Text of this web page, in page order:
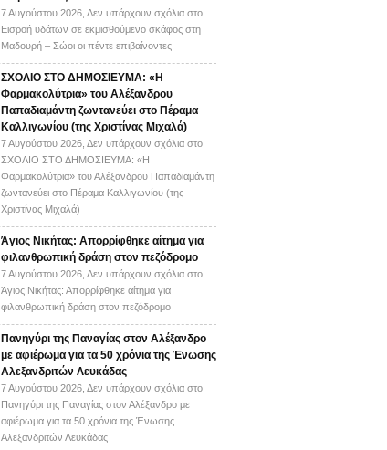
7 Αυγούστου 2026, Δεν υπάρχουν σχόλια στο
Εισροή υδάτων σε εκμισθούμενο σκάφος στη
Μαδουρή – Σώοι οι πέντε επιβαίνοντες
ΣΧΟΛΙΟ ΣΤΟ ΔΗΜΟΣΙΕΥΜΑ: «Η
Φαρμακολύτρια» του Αλέξανδρου
Παπαδιαμάντη ζωντανεύει στο Πέραμα
Καλλιγωνίου (της Χριστίνας Μιχαλά)
7 Αυγούστου 2026, Δεν υπάρχουν σχόλια στο
ΣΧΟΛΙΟ ΣΤΟ ΔΗΜΟΣΙΕΥΜΑ: «Η
Φαρμακολύτρια» του Αλέξανδρου Παπαδιαμάντη
ζωντανεύει στο Πέραμα Καλλιγωνίου (της
Χριστίνας Μιχαλά)
Άγιος Νικήτας: Απορρίφθηκε αίτημα για
φιλανθρωπική δράση στον πεζόδρομο
7 Αυγούστου 2026, Δεν υπάρχουν σχόλια στο
Άγιος Νικήτας: Απορρίφθηκε αίτημα για
φιλανθρωπική δράση στον πεζόδρομο
Πανηγύρι της Παναγίας στον Αλέξανδρο
με αφιέρωμα για τα 50 χρόνια της Ένωσης
Αλεξανδριτών Λευκάδας
7 Αυγούστου 2026, Δεν υπάρχουν σχόλια στο
Πανηγύρι της Παναγίας στον Αλέξανδρο με
αφιέρωμα για τα 50 χρόνια της Ένωσης
Αλεξανδριτών Λευκάδας